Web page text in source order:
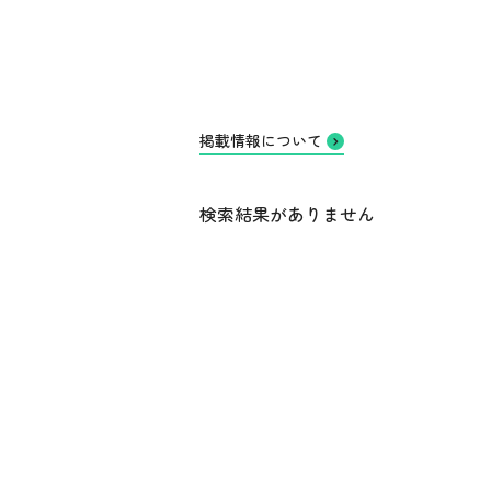
掲載情報について
検索結果がありません